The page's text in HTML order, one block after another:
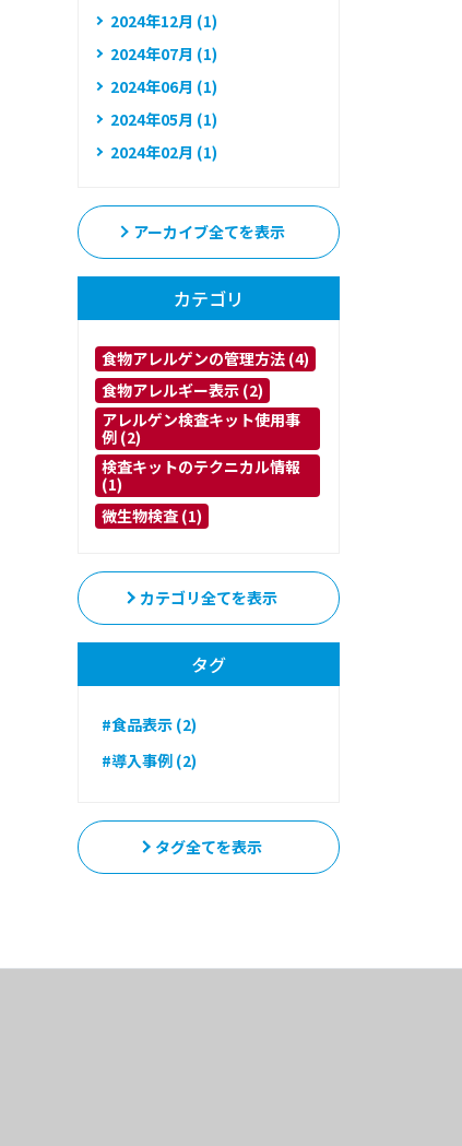
2024年12月 (1)
2024年07月 (1)
2024年06月 (1)
2024年05月 (1)
2024年02月 (1)
アーカイブ全てを表示
カテゴリ
食物アレルゲンの管理方法 (4)
食物アレルギー表示 (2)
アレルゲン検査キット使用事
例 (2)
検査キットのテクニカル情報
(1)
微生物検査 (1)
カテゴリ全てを表示
タグ
#食品表示 (2)
#導入事例 (2)
タグ全てを表示